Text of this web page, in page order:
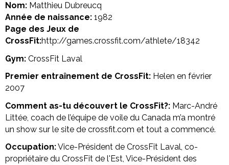
Nom: Matthieu Dubreucq
Année de naissance: 1982
Page des Jeux de
CrossFit:http://games.crossfit.com/athlete/18342
Gym: CrossFit Laval
Premier entraînement de CrossFit: Helen en février
2007
Comment as-tu découvert le CrossFit?: Marc-André
Littée, coach de l’équipe de voile du Canada m’a montré
un show sur le site de crossfit.com et tout a commencé.
Occupation:Vice-Président de CrossFit Laval, co-
propriétaire du CrossFit de l'Est, Vice-Président des